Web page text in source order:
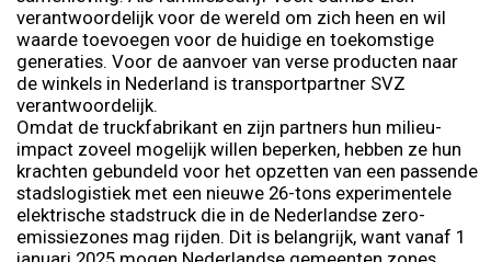
verantwoordelijk voor de wereld om zich heen en wil
waarde toevoegen voor de huidige en toekomstige
generaties. Voor de aanvoer van verse producten naar
de winkels in Nederland is transportpartner SVZ
verantwoordelijk.
Omdat de truckfabrikant en zijn partners hun milieu-
impact zoveel mogelijk willen beperken, hebben ze hun
krachten gebundeld voor het opzetten van een passende
stadslogistiek met een nieuwe 26-tons experimentele
elektrische stadstruck die in de Nederlandse zero-
emissiezones mag rijden. Dit is belangrijk, want vanaf 1